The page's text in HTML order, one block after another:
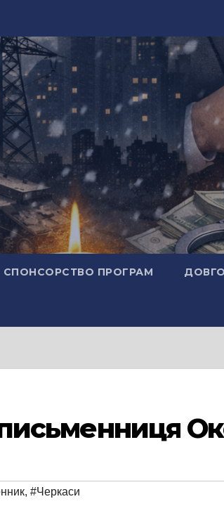
СПОНСОРСТВО ПРОГРАМ
, #Черкаси